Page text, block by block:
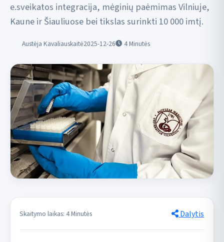
e.sveikatos integracija, mėginių paėmimas Vilniuje,
Kaune ir Šiauliuose bei tikslas surinkti 10 000 imtį.
Austėja Kavaliauskaitė2025-12-26 4Minutės
Skaitymo laikas: 4 Minutės Dalytis